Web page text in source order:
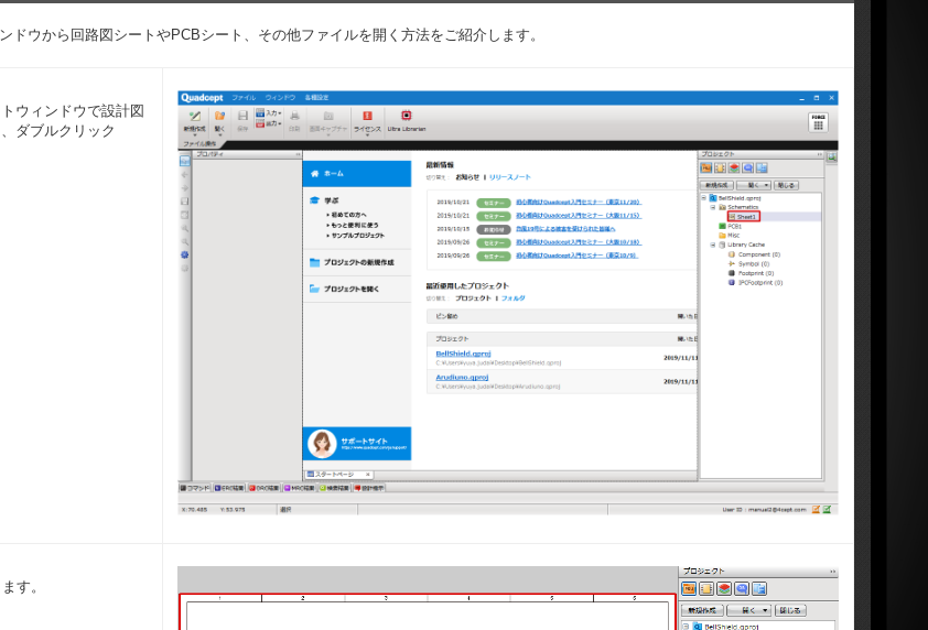
ドウから回路図シートやPCBシート、その他ファイルを開く方法をご紹介します。
ウィンドウで設計図
ダブルクリック
す。